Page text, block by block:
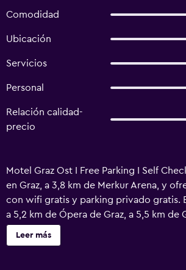
Comodidad
Ubicación
Servicios
Personal
Relación calidad-
precio
Motel Graz Ost I Free Parking I Self
en Graz, a 3,8 km de Merkur Arena, y
con wifi gratis y parking privado gratis.
a 5,2 km de Ópera de Graz, a 5,5 km de
5,5 km de Catedral y Mausoleo.
km del motel y Casino Graz, a 6,4 km.
Leer más